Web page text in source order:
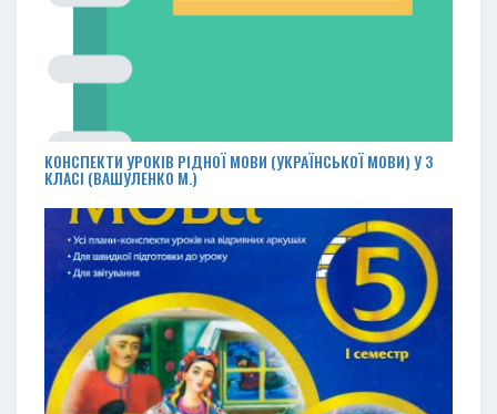
КОНСПЕКТИ УРОКІВ РІДНОЇ МОВИ (УКРАЇНСЬКОЇ МОВИ) У 3
КЛАСІ (ВАШУЛЕНКО М.)